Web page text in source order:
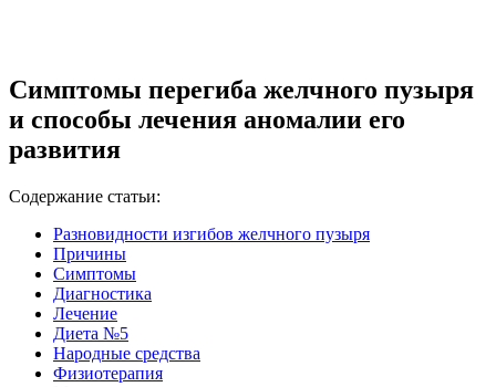
Симптомы перегиба желчного пузыря
и способы лечения аномалии его
развития
Содержание статьи:
Разновидности изгибов желчного пузыря
Причины
Симптомы
Диагностика
Лечение
Диета №5
Народные средства
Физиотерапия